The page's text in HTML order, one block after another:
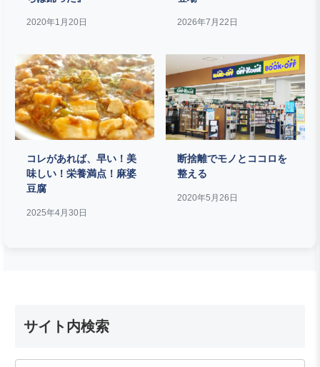
2020年1月20日 2026年7月22日
コレがあれば、早い！美
味しい！栄養満点！麻婆
豆腐
2025年4月30日
断捨離でモノとココロを
整える
2020年5月26日
サイト内検索